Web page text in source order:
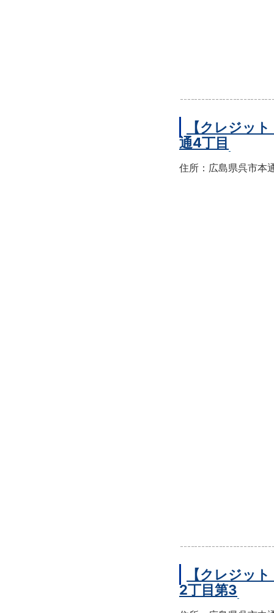
【クレジッ
通4丁目
住所：広島県呉市本
【クレジッ
2丁目第3